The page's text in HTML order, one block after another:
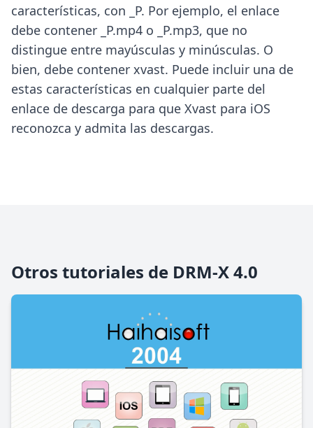
características, con _P. Por ejemplo, el enlace
debe contener _P.mp4 o _P.mp3, que no
distingue entre mayúsculas y minúsculas. O
bien, debe contener xvast. Puede incluir una de
estas características en cualquier parte del
enlace de descarga para que Xvast para iOS
reconozca y admita las descargas.
Otros tutoriales de DRM-X 4.0